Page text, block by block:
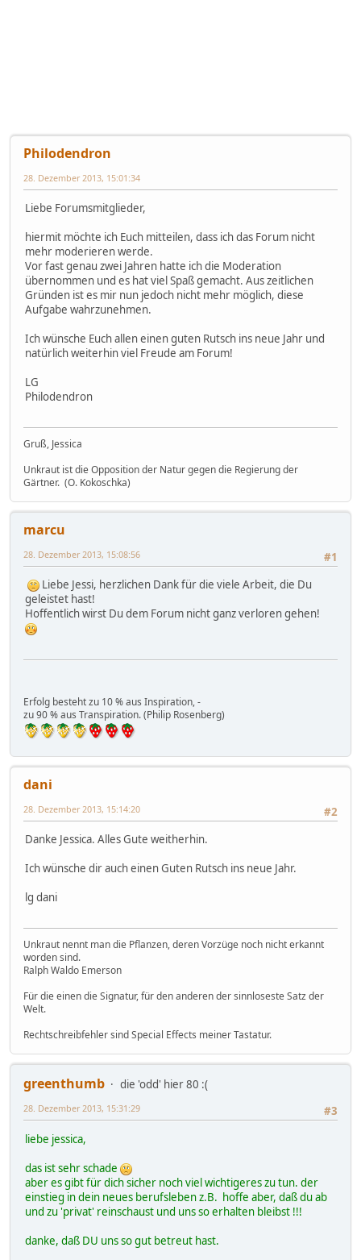
Philodendron
28. Dezember 2013, 15:01:34
Liebe Forumsmitglieder,
hiermit möchte ich Euch mitteilen, dass ich das Forum nicht
mehr moderieren werde.
Vor fast genau zwei Jahren hatte ich die Moderation
übernommen und es hat viel Spaß gemacht. Aus zeitlichen
Gründen ist es mir nun jedoch nicht mehr möglich, diese
Aufgabe wahrzunehmen.
Ich wünsche Euch allen einen guten Rutsch ins neue Jahr und
natürlich weiterhin viel Freude am Forum!
LG
Philodendron
Gruß, Jessica
Unkraut ist die Opposition der Natur gegen die Regierung der
Gärtner. (O. Kokoschka)
marcu
#1
28. Dezember 2013, 15:08:56
Liebe Jessi, herzlichen Dank für die viele Arbeit, die Du
geleistet hast!
Hoffentlich wirst Du dem Forum nicht ganz verloren gehen!
Erfolg besteht zu 10 % aus Inspiration, -
zu 90 % aus Transpiration. (Philip Rosenberg)
dani
#2
28. Dezember 2013, 15:14:20
Danke Jessica. Alles Gute weitherhin.
Ich wünsche dir auch einen Guten Rutsch ins neue Jahr.
lg dani
Unkraut nennt man die Pflanzen, deren Vorzüge noch nicht erkannt
worden sind.
Ralph Waldo Emerson
Für die einen die Signatur, für den anderen der sinnloseste Satz der
Welt.
Rechtschreibfehler sind Special Effects meiner Tastatur.
greenthumb
die 'odd' hier 80 :(
#3
28. Dezember 2013, 15:31:29
liebe jessica,
das ist sehr schade
aber es gibt für dich sicher noch viel wichtigeres zu tun. der
einstieg in dein neues berufsleben z.B. hoffe aber, daß du ab
und zu 'privat' reinschaust und uns so erhalten bleibst !!!
danke, daß DU uns so gut betreut hast.